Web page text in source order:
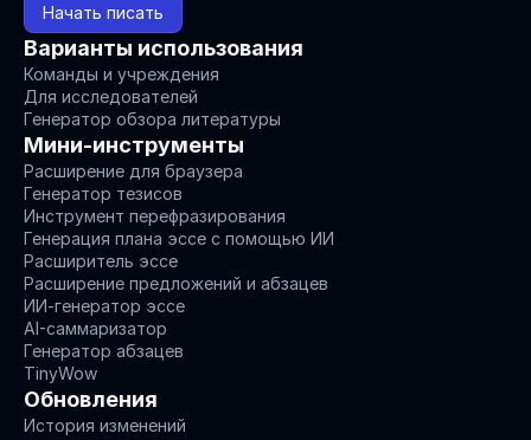
Начать писать
Варианты использования
Команды и учреждения
Для исследователей
Генератор обзора литературы
Мини-инструменты
Расширение для браузера
Генератор тезисов
Инструмент перефразирования
Генерация плана эссе с помощью ИИ
Расширитель эссе
Расширение предложений и абзацев
ИИ-генератор эссе
AI-саммаризатор
Генератор абзацев
TinyWow
Обновления
История изменений